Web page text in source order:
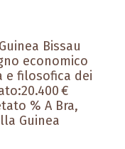
Bissau
economico
e filosofica dei
€
% A Bra,
Guinea